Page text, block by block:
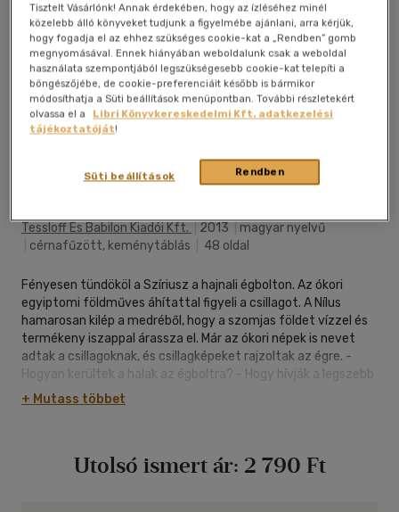
Megosztom
Tessloff És Babilon Kiadói Kft. 2013
magyar nyelvű
cérnafűzött, keménytáblás 48 oldal
Fényesen tündököl a Szíriusz a hajnali égbolton. Az ókori
egyiptomi földműves áhítattal figyeli a csillagot. A Nílus
hamarosan kilép a medréből, hogy a szomjas földet vízzel és
termékeny iszappal árassza el. Már az ókori népek is nevet
adtak a csillagoknak, és csillagképeket rajzoltak az égre. -
Hogyan kerültek a halak az égboltra? - Hogy hívják a legszebb
téli csillagképet? - Milyen messze vannak tőlünk a csillagok?
Olvasmányos leírások az égbolt csillagképeiről és a hozzájuk
+ Mutass többet
Utolsó ismert ár: 2 790 Ft
Tisztelt Vásárlónk! Annak érdekében, hogy az ízléséhez minél
közelebb álló könyveket tudjunk a figyelmébe ajánlani, arra kérjük,
hogy fogadja el az ehhez szükséges cookie-kat a „Rendben” gomb
megnyomásával. Ennek hiányában weboldalunk csak a weboldal
használata szempontjából legszükségesebb cookie-kat telepíti a
böngészőjébe, de cookie-preferenciáit később is bármikor
módosíthatja a Süti beállítások menüpontban. További részletekért
olvassa el a
Libri Könyvkereskedelmi Kft. adatkezelési
tájékoztatóját!
Rendben
Süti beállítások